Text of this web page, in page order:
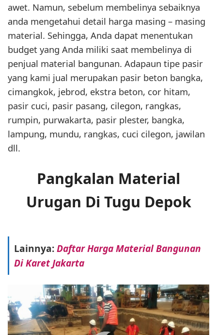
awet. Namun, sebelum membelinya sebaiknya
anda mengetahui detail harga masing – masing
material. Sehingga, Anda dapat menentukan
budget yang Anda miliki saat membelinya di
penjual material bangunan. Adapaun tipe pasir
yang kami jual merupakan pasir beton bangka,
cimangkok, jebrod, ekstra beton, cor hitam,
pasir cuci, pasir pasang, cilegon, rangkas,
rumpin, purwakarta, pasir plester, bangka,
lampung, mundu, rangkas, cuci cilegon, jawilan
dll.
Pangkalan Material
Urugan Di Tugu Depok
Lainnya:Daftar Harga Material Bangunan
Di Karet Jakarta